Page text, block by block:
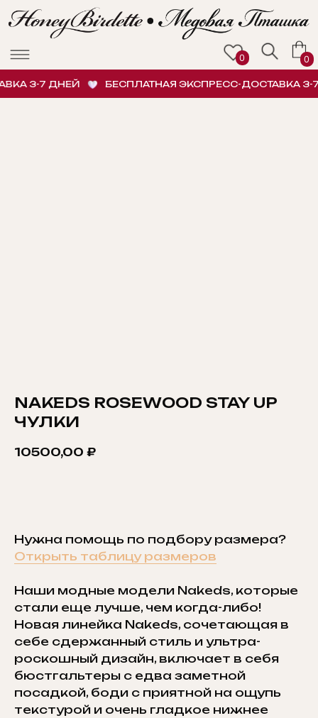
3-7 ДНЕЙ БЕСПЛАТНАЯ ЭКСПРЕСС-ДОСТАВКА 3-7
NAKEDS ROSEWOOD STAY UP
ЧУЛКИ
10500,00 ₽
Нужна помощь по подбору размера?
Открыть таблицу размеров
Наши модные модели Nakeds, которые
стали еще лучше, чем когда-либо!
Новая линейка Nakeds, сочетающая в
себе сдержанный стиль и ультра-
роскошный дизайн, включает в себя
бюстгальтеры с едва заметной
посадкой, боди с приятной на ощупь
текстурой и очень гладкое нижнее